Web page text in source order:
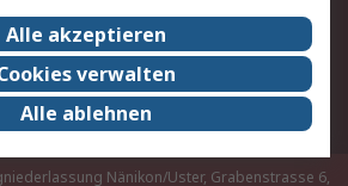
Nachhaltigkeit
ZertifikatePresse-Center
Nänikon/Uster, Grabenstrasse 6,
Alle akzeptieren
verwalten
Alle ablehnen